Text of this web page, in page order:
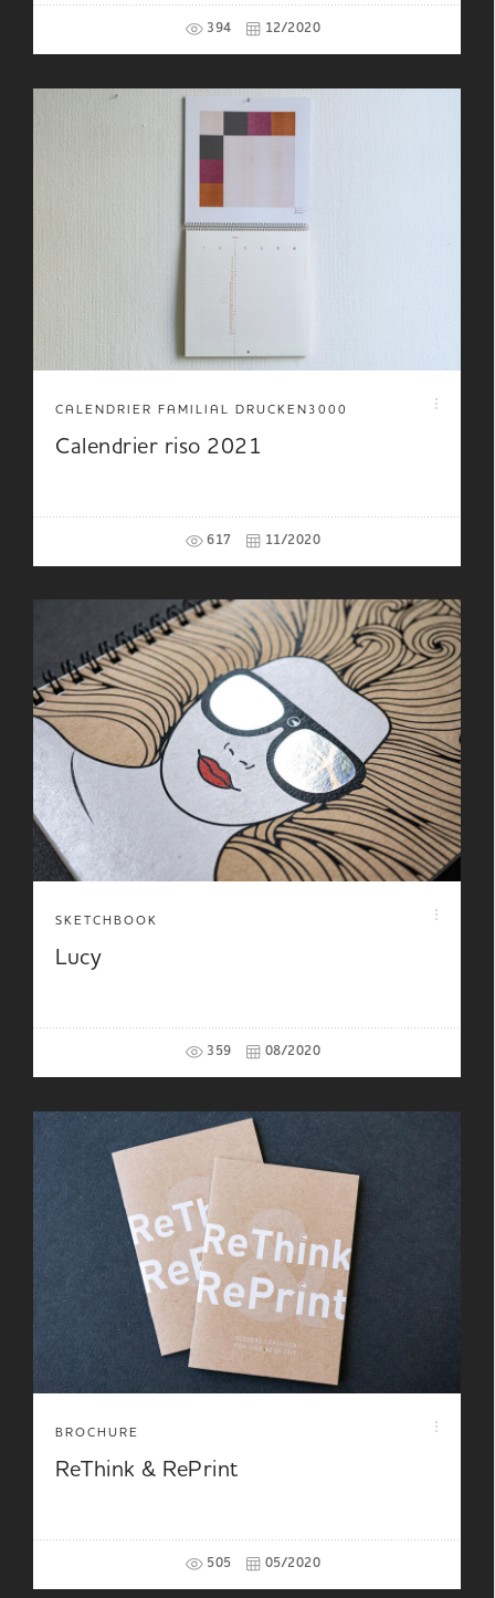
394 12/2020
CALENDRIER FAMILIAL DRUCKEN3000
Calendrier riso 2021
617 11/2020
SKETCHBOOK
Lucy
359 08/2020
BROCHURE
ReThink & RePrint
505 05/2020